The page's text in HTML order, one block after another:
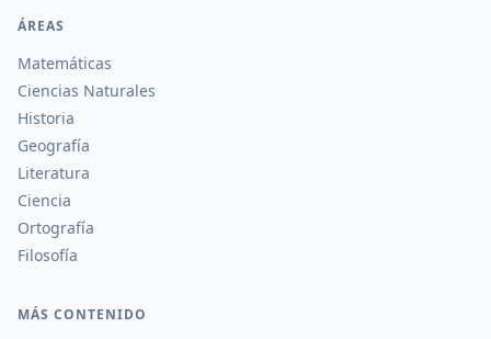
ÁREAS
Matemáticas
Ciencias Naturales
Historia
Geografía
Literatura
Ciencia
Ortografía
Filosofía
MÁS CONTENIDO